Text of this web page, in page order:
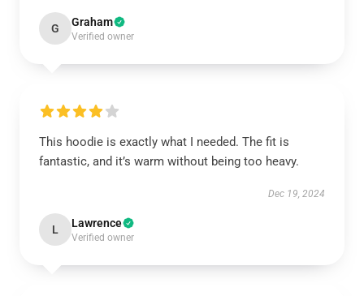
G Graham
Verified owner
This hoodie is exactly what I needed. The fit is
fantastic, and it’s warm without being too heavy.
Dec 19, 2024
L Lawrence
Verified owner